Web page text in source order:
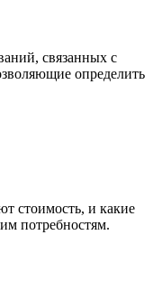
связанных с
определить
стоимость, и какие
потребностям.